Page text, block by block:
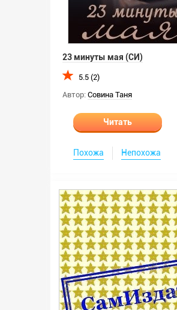
23 минуты мая (СИ)
5.5 (2)
Автор: Совина Таня
Читать
Похожа Непохожа